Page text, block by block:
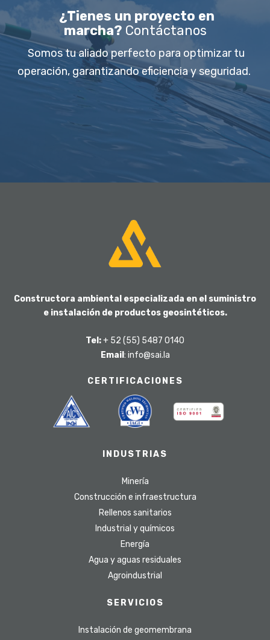
¿Tienes un proyecto en
marcha? Contáctanos
Somos tu aliado perfecto para optimizar tu
operación, garantizando eficiencia y seguridad.
SOLICITAR INFORMACIÓN
Constructora ambiental especializada en el suministro
e instalación de productos geosintéticos.
Tel:+ 52 (55) 5487 0140
Email : info@sai.la
CERTIFICACIONES
INDUSTRIAS
Minería
Construcción e infraestructura
Rellenos sanitarios
Industrial y químicos
Energía
Agua y aguas residuales
Agroindustrial
SERVICIOS
Instalación de geomembrana